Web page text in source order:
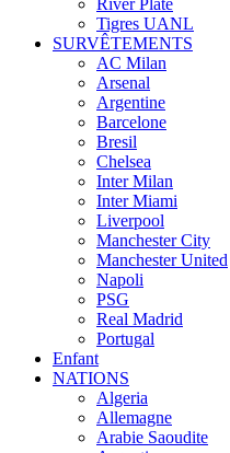
River Plate
Tigres UANL
SURVÊTEMENTS
AC Milan
Arsenal
Argentine
Barcelone
Bresil
Chelsea
Inter Milan
Inter Miami
Liverpool
Manchester City
Manchester United
Napoli
PSG
Real Madrid
Portugal
Enfant
NATIONS
Algeria
Allemagne
Arabie Saoudite